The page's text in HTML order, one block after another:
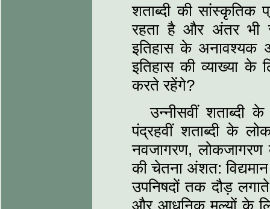
शताब्‍दी की सांस्‍कृतिक
रहता है और अंतर भी
इतिहास के अनावश्‍यक
इतिहास की व्‍याख्‍या के
करते रहेंगे?
उन्‍नीसवीं शताब्‍दी
पंद्रहवीं शताब्‍दी के
नवजागरण,
की चेतना अंशत:
उपनिषदों तक दौड़
और आधुनिक मूल्‍यों के